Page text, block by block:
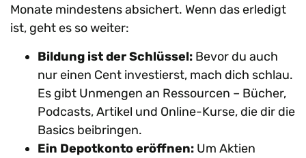
Monate mindestens absichert. Wenn das erledigt
ist, geht es so weiter:
Bildung ist der Schlüssel: Bevor du auch
nur einen Cent investierst, mach dich schlau.
Es gibt Unmengen an Ressourcen – Bücher,
Podcasts, Artikel und Online-Kurse, die dir die
Basics beibringen.
Ein Depotkonto eröffnen: Um Aktien